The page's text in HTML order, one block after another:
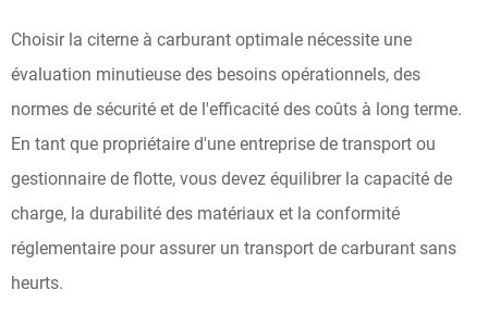
Choisir la citerne à carburant optimale nécessite une
évaluation minutieuse des besoins opérationnels, des
normes de sécurité et de l'efficacité des coûts à long terme.
En tant que propriétaire d'une entreprise de transport ou
gestionnaire de flotte, vous devez équilibrer la capacité de
charge, la durabilité des matériaux et la conformité
réglementaire pour assurer un transport de carburant sans
heurts.